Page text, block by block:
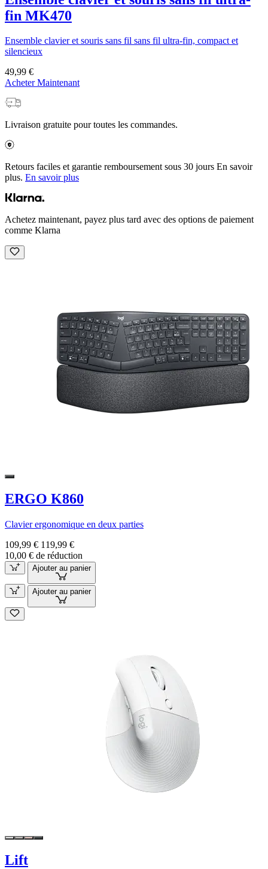
fin MK470
Ensemble clavier et souris sans fil sans fil ultra-fin, compact et
silencieux
49,99 €
Acheter Maintenant
Livraison gratuite pour toutes les commandes.
Retours faciles et garantie remboursement sous 30 jours En savoir
plus. En savoir plus
Achetez maintenant, payez plus tard avec des options de paiement
comme Klarna
ERGO K860
Clavier ergonomique en deux parties
109,99 € 119,99 €
10,00 € de réduction
Ajouter au panier
Ajouter au panier
Lift